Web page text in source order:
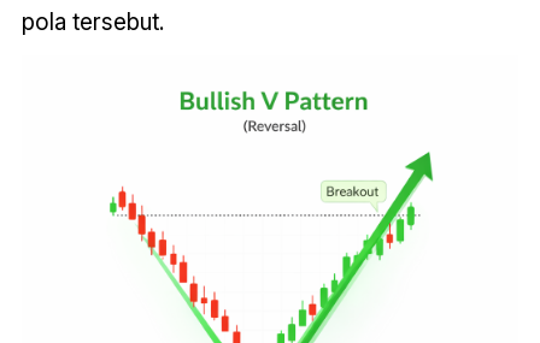
pola tersebut.